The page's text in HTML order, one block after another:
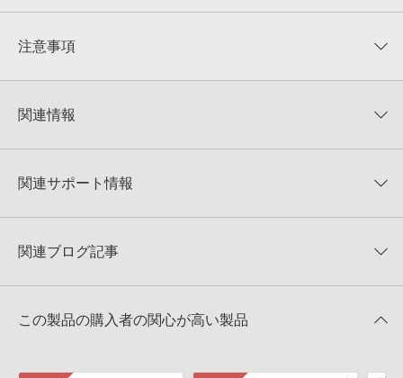
★★★★★
★5
★4
★1
0%
注意事項
KONTAKTフォーマットは、
でお使いいただけます。無償版のKONTAKT PLAYERではお使いい
4GBを超えるデータに関するご注意：
FAT32でフォーマットされた
きます際には、NTFSやHFS＋でフォーマットされたHDDをご用意
いただく必要がございます。
製品の購入手続き完了後、受注確認メールとシリアルナンバーをお
ます説明に沿って、製品のダウンロード／導入を行って下さい。
関連情報
心のサンプル集が50%OFF！
関連サポート情報
2025.09.16
おります。ご覧頂くには、該当する製品をご購入頂く必要がございます。
関連ブログ記事
この製品の購入者の関心が高い製品